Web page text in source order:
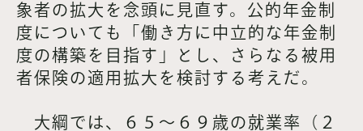
象者の拡大を念頭に見直す。公的年金制
度についても「働き方に中立的な年金制
度の構築を目指す」とし、さらなる被用
者保険の適用拡大を検討する考えだ。
大綱では、６５～６９歳の就業率（２